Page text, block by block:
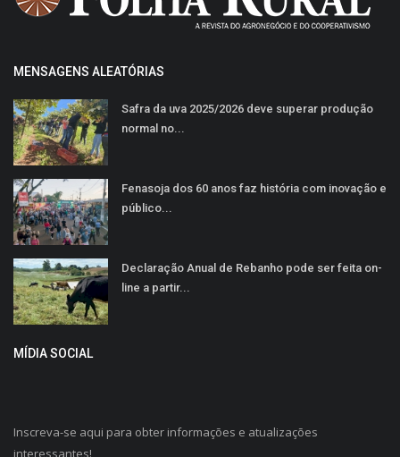
MENSAGENS ALEATÓRIAS
Safra da uva 2025/2026 deve superar produção
normal no...
Fenasoja dos 60 anos faz história com inovação e
público...
Declaração Anual de Rebanho pode ser feita on-
line a partir...
MÍDIA SOCIAL
Inscreva-se aqui para obter informações e atualizações
interessantes!